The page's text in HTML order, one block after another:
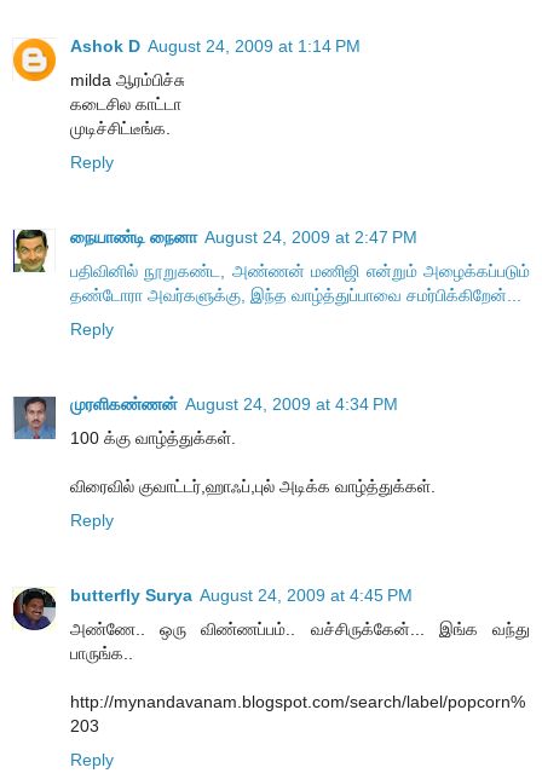
Ashok D August 24, 2009 at 1:14 PM
milda ஆரம்பிச்சு
கடைசில காட்டா
முடிச்சிட்டீங்க.
Reply
நையாண்டி நைனா August 24, 2009 at 2:47 PM
பதிவினில் நூறுகண்ட, அண்ணன் மணிஜி என்றும் அழைக்கப்படும்
தண்டோரா அவர்களுக்கு, இந்த வாழ்த்துப்பாவை சமர்பிக்கிறேன்...
Reply
முரளிகண்ணன் August 24, 2009 at 4:34 PM
100 க்கு வாழ்த்துக்கள்.
விரைவில் குவாட்டர்,ஹாஃப்,புல் அடிக்க வாழ்த்துக்கள்.
Reply
butterfly Surya August 24, 2009 at 4:45 PM
அண்ணே.. ஒரு விண்ணப்பம்.. வச்சிருக்கேன்... இங்க வந்து
பாருங்க..
http://mynandavanam.blogspot.com/search/label/popcorn%
203
Reply